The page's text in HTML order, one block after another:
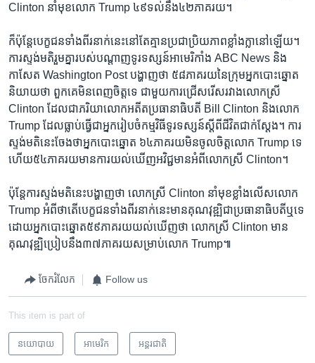
Clinton នាំ​មុខ​លោក Trump ៤៩​ទល់នឹង​៤២ភាគរយ។​
ក៏​ប៉ុន្តែ​បេក្ខជន​ទាំងពីរ​នាក់នេះ​នៅតែ​គ្មានប្រជាប្រិយភាព​ខ្លាំង​ក្លា​នៅ​ឡើយ។
ការ​ស្ទង់មតិរួម​គ្នារបស់បណ្តាញ​ទូរទស្សន៍​អាមេរិកាំង​ ABC News និង​
កាសែត Washington Post បង្ហាញ​ថា​ ៥៨ភាគ​រយ​នៃ​ក្រុម​អ្នកបោះឆ្នោត​
និយាយ​ថា ​ពួកគេ​មិន​ពេញ​ចិត្តទេ​ ជាមួយ​ការជ្រើសរើសរវាង​លោកស្រី​
Clinton ដែល​ជា​ភរិយា​លោកអតីតប្រធានាធិបតី Bill Clinton និង​លោក
Trump ដែល​ធ្លាប់​ធ្វើជា​អ្នក​រៀបចំកម្មវិធី​ទូរទស្សន៍​ស្តីពី​ជីវិត​ជាក់ស្តែង។​ ការ​
ស្ទង់មតិ​នេះ​ចែង​ថា​អ្នក​បោះឆ្នោត ​៦៤ភាគ​រយ​មិនចូល​ចិត្ត​លោក​ Trump ទេ​
ហើយ​៥៤ភាគ​រយ​មានការ​យល់ឃើញ​អវិជ្ជមាន​អំពី​លោកស្រី​ Clinton។
​ប៉ុន្តែ​ការ​ស្ទង់មតិ​នេះ​បង្ហាញ​ថា​ លោកស្រី​ Clinton នាំ​មុខ​ខ្លាំង​លើស​លោក ​
Trump អំពី​ថា​តើ​បេក្ខជន​ទាំង​ពីរ​នាក់នេះ​មានគុណវុឌ្ឍិ​ជា​ប្រធានាធិបតី​ឬទេ
ដោយ​អ្នកបោះ​ឆ្នោត៥៩​ភាគ​រយ​យល់ឃើញ​ថា​ លោកស្រី​ Clinton មាន​
គុណវុឌ្ឍិ​ប្រៀប​នឹង​៣៧​ភាគ​រយ​សម្រាប់លោក Trump៕
ចែករំលែក Follow us
This item is part of
នយោបាយ អាមេរិក​ អន្តរជាតិ